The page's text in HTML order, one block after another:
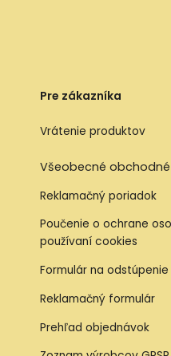
Pre zákazníka
Vrátenie produktov
Všeobecné
Reklamačný poriadok
Poučenie o ochrane
používaní cookies
Formulár na
Reklamačný formulár
Prehľad objednávok